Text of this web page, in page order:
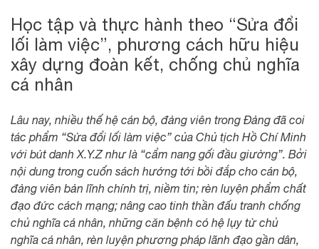
Học tập và thực hành theo “Sửa đổi
lối làm việc”, phương cách hữu hiệu
xây dựng đoàn kết, chống chủ nghĩa
cá nhân
Lâu nay, nhiều thế hệ cán bộ, đảng viên trong Đảng đã coi
tác phẩm “Sửa đổi lối làm việc” của Chủ tịch Hồ Chí Minh
với bút danh X.Y.Z như là “cẩm nang gối đầu giường”. Bởi
nội dung trong cuốn sách hướng tới bồi đắp cho cán bộ,
đảng viên bản lĩnh chính trị, niềm tin; rèn luyện phẩm chất
đạo đức cách mạng; nâng cao tinh thần đấu tranh chống
chủ nghĩa cá nhân, những căn bệnh có hệ lụy từ chủ
nghĩa cá nhân, rèn luyện phương pháp lãnh đạo gần dân,